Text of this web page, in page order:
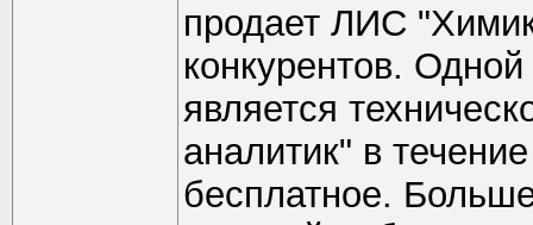
продает ЛИС
конкурентов.
является
аналитик" в
бесплатное.